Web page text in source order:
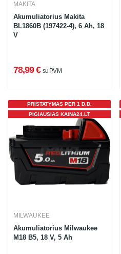
MAKITA
Akumuliatorius Makita
BL1860B (197422-4), 6 Ah, 18
V
78,99 € su PVM
PIGIAUSIAS KAINA24.LT
PRISTATYMAS PER 1 D.D.
MILWAUKEE
Akumuliatorius Milwaukee
M18 B5, 18 V, 5 Ah